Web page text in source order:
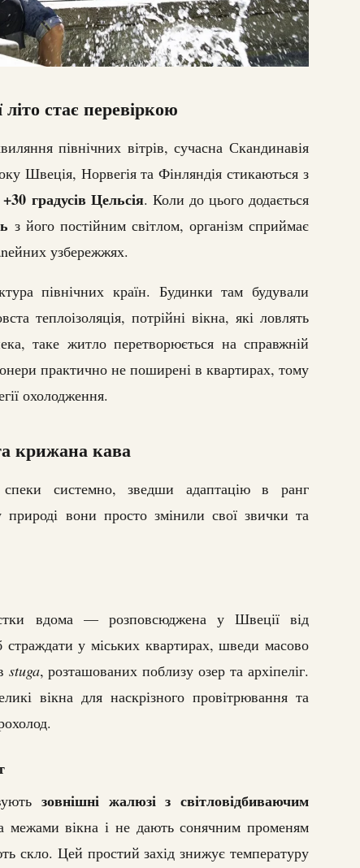
стає перевіркою
північних вітрів, сучасна Скандинавія
Швеція, Норвегія та Фінляндія стикаються з
+30 градусів Цельсія. Коли до цього додається
з його постійним світлом, організм сприймає
узбережжях.
північних країн. Будинки там будували
теплоізоляція, потрійні вікна, які ловлять
таке житло перетворюється на справжній
практично не поширені в квартирах, тому
охолодження.
крижана кава
системно, зведши адаптацію в ранг
природі вони просто змінили свої звички та
вдома — розповсюджена у Швеції від
у міських квартирах, шведи масово
stuga, розташованих поблизу озер та архіпеліг.
вікна для наскрізного провітрювання та
зовнішні жалюзі з світловідбиваючим
межами вікна і не дають сонячним променям
скло. Цей простий захід знижує температуру